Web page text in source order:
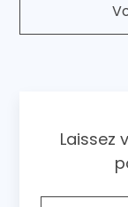
Laissez